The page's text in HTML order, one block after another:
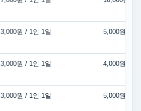
3,000원 / 1인 1일 5,000원 / 1
3,000원 / 1인 1일 4,000원 / 1
3,000원 / 1인 1일 5,000원 / 1